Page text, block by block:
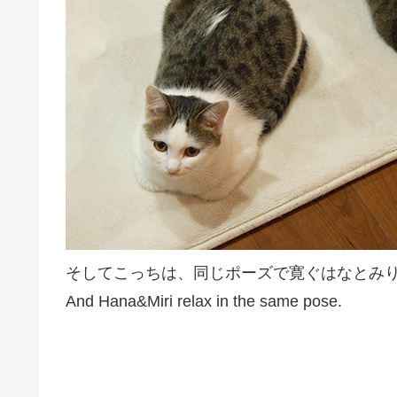
そしてこっちは、同じポーズで寛ぐはなとみ
And Hana&Miri relax in the same pose.